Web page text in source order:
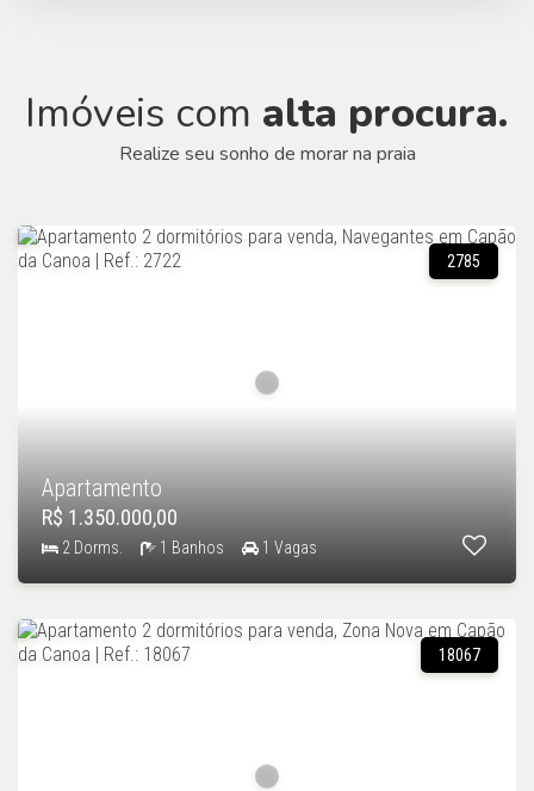
Imóveis com alta procura.
Realize seu sonho de morar na praia
2785
Apartamento
R$ 1.350.000,00
2 Dorms. 1 Banhos 1 Vagas
18067